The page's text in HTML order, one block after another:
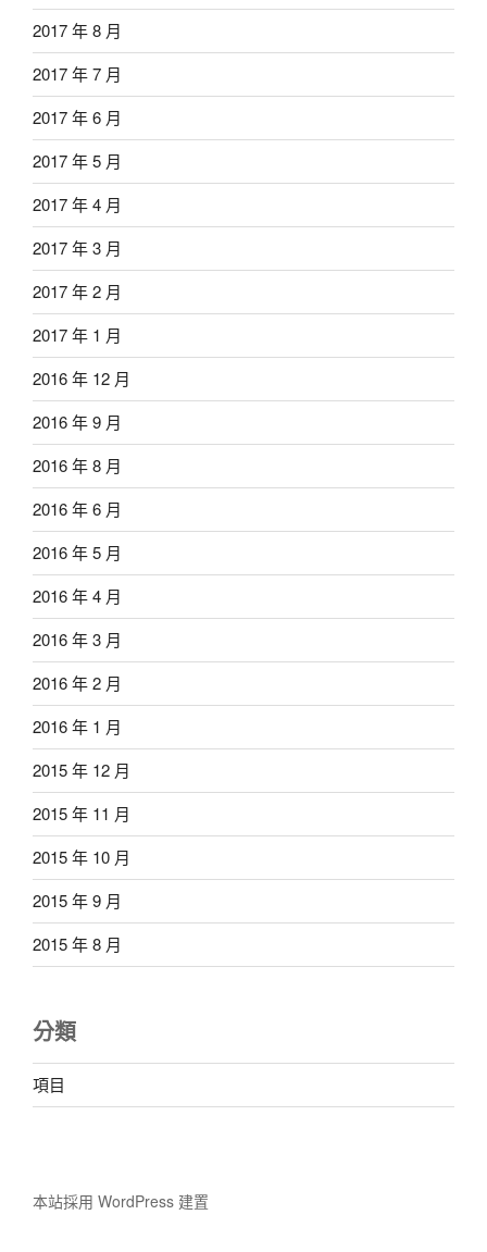
2017 年 8 月
2017 年 7 月
2017 年 6 月
2017 年 5 月
2017 年 4 月
2017 年 3 月
2017 年 2 月
2017 年 1 月
2016 年 12 月
2016 年 9 月
2016 年 8 月
2016 年 6 月
2016 年 5 月
2016 年 4 月
2016 年 3 月
2016 年 2 月
2016 年 1 月
2015 年 12 月
2015 年 11 月
2015 年 10 月
2015 年 9 月
2015 年 8 月
分類
項目
本站採用 WordPress 建置